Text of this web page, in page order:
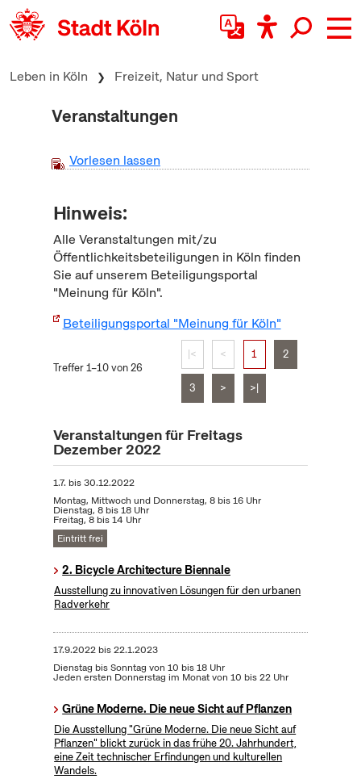
zum Inhalt springen
Leben in Köln Freizeit, Natur und Sport
Veranstaltungen
Vorlesen lassen
Hinweis:
Alle Veranstaltungen mit/zu
Öffentlichkeitsbeteiligungen in Köln finden
Sie auf unserem Beteiligungsportal
"Meinung für Köln".
Beteiligungsportal "Meinung für Köln"
Treffer 1–10 von 26
|< < 1 2
3 > >|
Veranstaltungen für Freitags
Dezember 2022
1.7. bis30.12.2022
Montag, Mittwoch und Donnerstag, 8 bis 16 Uhr
Dienstag, 8 bis 18 Uhr
Freitag, 8 bis 14 Uhr
Eintritt frei
2. Bicycle Architecture Biennale
Ausstellung zu innovativen Lösungen für den urbanen
Radverkehr
17.9.2022bis22.1.2023
Dienstag bis Sonntag von 10 bis 18 Uhr
Jeden ersten Donnerstag im Monat von 10 bis 22 Uhr
Grüne Moderne. Die neue Sicht auf Pflanzen
Die Ausstellung "Grüne Moderne. Die neue Sicht auf
Pflanzen" blickt zurück in das frühe 20. Jahrhundert,
eine Zeit technischer Erfindungen und kulturellen
Wandels.